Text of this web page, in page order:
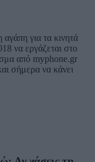
για τα κινητά
να εργάζεται στο
από myphone.gr
σήμερα να κάνει